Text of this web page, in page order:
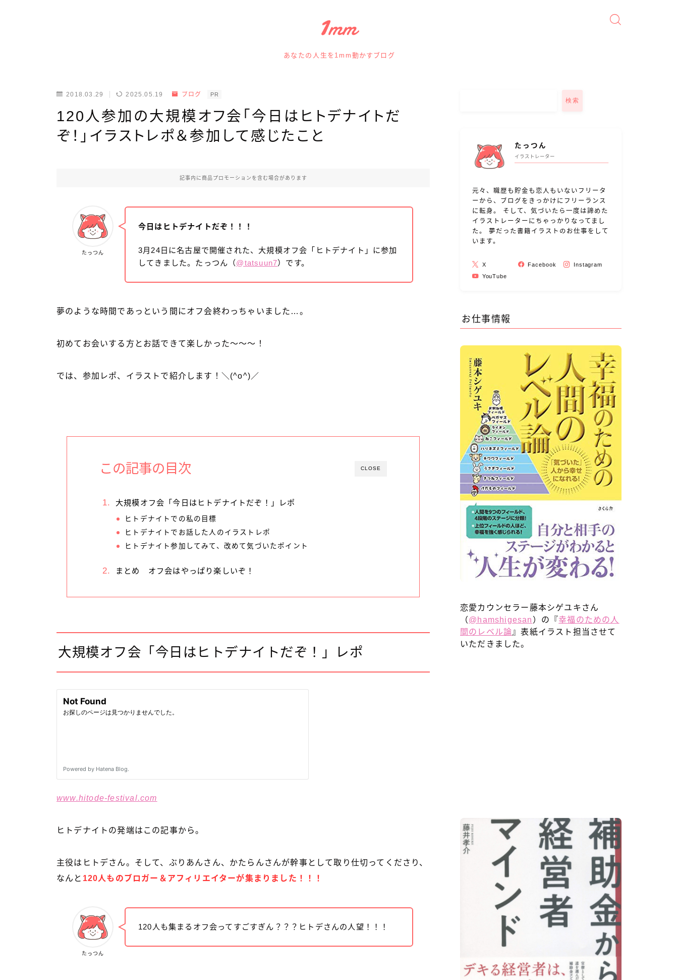
あなたの人生を1mm動かすブログ
2018.03.29 2025.05.19 ブログ PR
120人参加の大規模オフ会「今日はヒトデナイトだ
ぞ！」イラストレポ＆参加して感じたこと
記事内に商品プロモーションを含む場合があります
たっつん
今日はヒトデナイトだぞ！！！
3月24日に名古屋で開催された、大規模オフ会「ヒトデナイト」に参加
してきました。たっつん（@tatsuun7）です。
夢のような時間であっという間にオフ会終わっちゃいました…。
初めてお会いする方とお話できて楽しかった～～～！
では、参加レポ、イラストで紹介します！＼(^o^)／
CLOSE
この記事の目次
大規模オフ会「今日はヒトデナイトだぞ！」レポ
ヒトデナイトでの私の目標
ヒトデナイトでお話した人のイラストレポ
ヒトデナイト参加してみて、改めて気づいたポイント
まとめ オフ会はやっぱり楽しいぞ！
大規模オフ会「今日はヒトデナイトだぞ！」レポ
www.hitode-festival.com
ヒトデナイトの発端はこの記事から。
主役はヒトデさん。そして、ぶりあんさん、かたらんさんが幹事として取り仕切ってくださり、
なんと 120人ものブロガー＆アフィリエイターが集まりました！！！
たっつん
120人も集まるオフ会ってすごすぎん？？？ヒトデさんの人望！！！
検索
たっつん
イラストレーター
元々、職歴も貯金も恋人もいないフリータ
ーから、ブログをきっかけにフリーランス
に転身。 そして、気づいたら一度は諦めた
イラストレーターにちゃっかりなってまし
た。 夢だった書籍イラストのお仕事をして
います。
X Facebook
Instagram
YouTube
お仕事情報
恋愛カウンセラー藤本シゲユキさん
（@hamshigesan ）の『幸福のための人
間のレベル論 』表紙イラスト担当させて
いただきました。